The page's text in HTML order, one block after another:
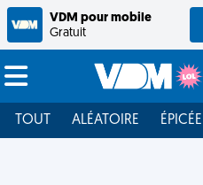
VDM pour mobile
Gratuit
TOUT ALÉATOIRE ÉPICÉE